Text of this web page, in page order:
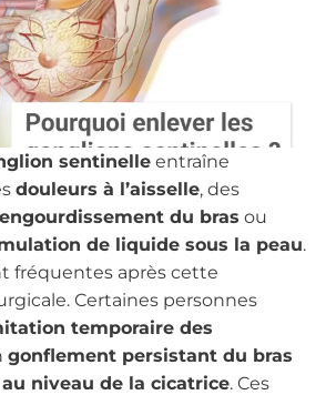
sentinelle entraîne
douleurs à l’aisselle, des
engourdissement du bras ou
de liquide sous la peau.
fréquentes après cette
Certaines personnes
temporaire des
gonflement persistant du bras
niveau de la cicatrice. Ces